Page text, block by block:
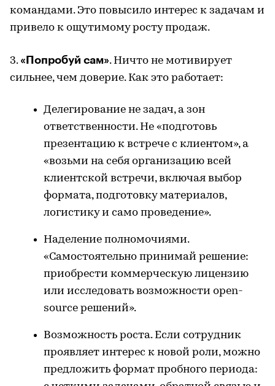
командами. Это повысило интерес к задачам и
привело к ощутимому росту продаж.
3. «Попробуй сам». Ничто не мотивирует
сильнее, чем доверие. Как это работает:
Делегирование не задач, а зон
ответственности. Не «подготовь
презентацию к встрече с клиентом», а
«возьми на себя организацию всей
клиентской встречи, включая выбор
формата, подготовку материалов,
логистику и само проведение».
Наделение полномочиями.
«Самостоятельно принимай решение:
приобрести коммерческую лицензию
или исследовать возможности open-
source решений».
Возможность роста. Если сотрудник
проявляет интерес к новой роли, можно
предложить формат пробного периода: